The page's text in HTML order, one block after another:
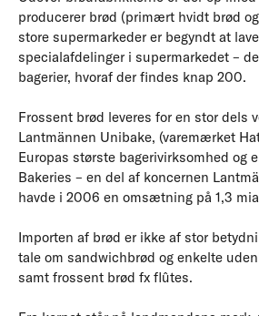
producerer brød (primært hvidt brød
store supermarkeder er begyndt at
specialafdelinger i supermarkedet –
bagerier, hvoraf der findes knap 200.
Frossent brød leveres for en stor dels
Lantmännen Unibake, (varemærket
Europas største bagerivirksomhed og
Bakeries – en del af koncernen
havde i 2006 en omsætning på 1,3
Importen af brød er ikke af stor
tale om sandwichbrød og enkelte
samt frossent brød fx flûtes.